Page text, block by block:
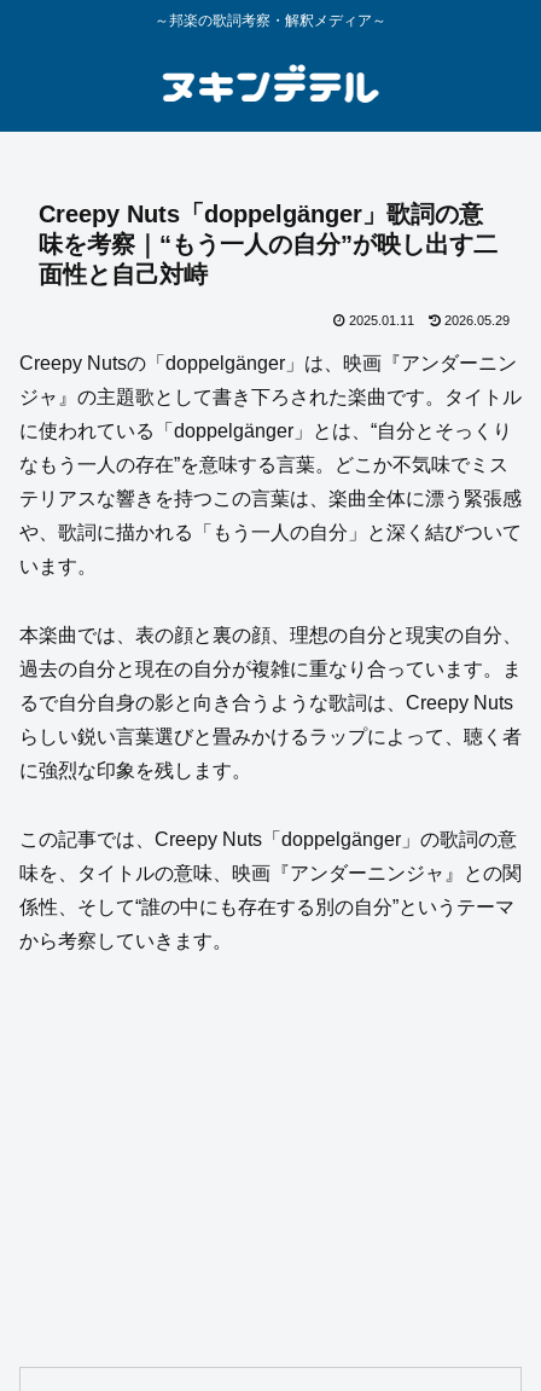
～邦楽の歌詞考察・解釈メディア～
Creepy Nuts「doppelgänger」歌詞の意
味を考察｜“もう一人の自分”が映し出す二
面性と自己対峙
2025.01.11 2026.05.29
Creepy Nutsの「doppelgänger」は、映画『アンダーニン
ジャ』の主題歌として書き下ろされた楽曲です。タイトル
に使われている「doppelgänger」とは、“自分とそっくり
なもう一人の存在”を意味する言葉。どこか不気味でミス
テリアスな響きを持つこの言葉は、楽曲全体に漂う緊張感
や、歌詞に描かれる「もう一人の自分」と深く結びついて
います。
本楽曲では、表の顔と裏の顔、理想の自分と現実の自分、
過去の自分と現在の自分が複雑に重なり合っています。ま
るで自分自身の影と向き合うような歌詞は、Creepy Nuts
らしい鋭い言葉選びと畳みかけるラップによって、聴く者
に強烈な印象を残します。
この記事では、Creepy Nuts「doppelgänger」の歌詞の意
味を、タイトルの意味、映画『アンダーニンジャ』との関
係性、そして“誰の中にも存在する別の自分”というテーマ
から考察していきます。